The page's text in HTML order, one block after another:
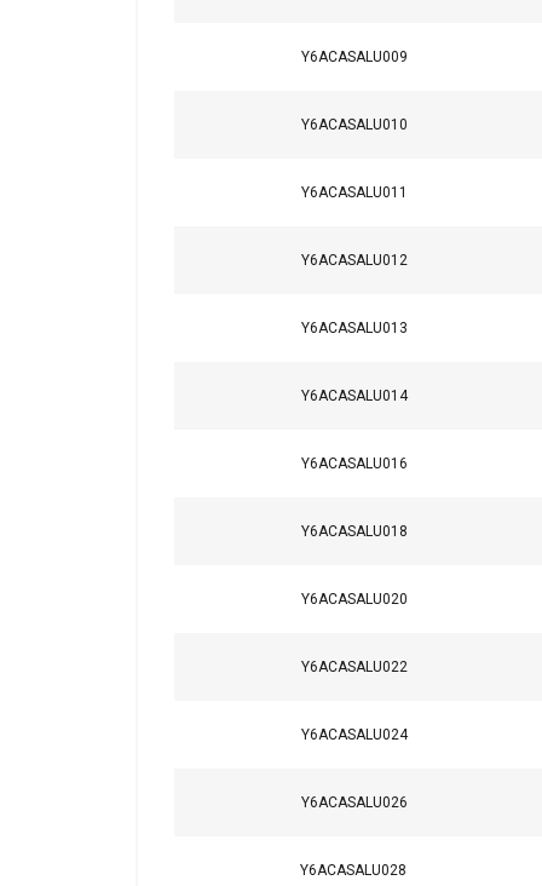
Y6ACASALU009
Y6ACASALU010
Y6ACASALU011
Y6ACASALU012
Y6ACASALU013
Y6ACASALU014
Y6ACASALU016
Y6ACASALU018
Y6ACASALU020
Y6ACASALU022
Y6ACASALU024
Y6ACASALU026
Y6ACASALU028
Ese sitio web
compartimos
quienes pueden
MOSTRAR